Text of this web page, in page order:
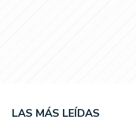
LAS MÁS LEÍDAS